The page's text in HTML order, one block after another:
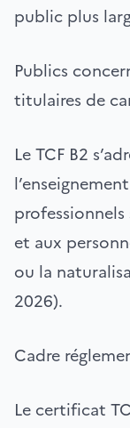
public plus
Publics
titulaires de
Le TCF B2
et aux
ou la
2026).
Cadre
Le certificat